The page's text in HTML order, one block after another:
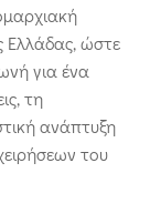
Ελλάδας, ώστε
για ένα
τη
ανάπτυξη
του